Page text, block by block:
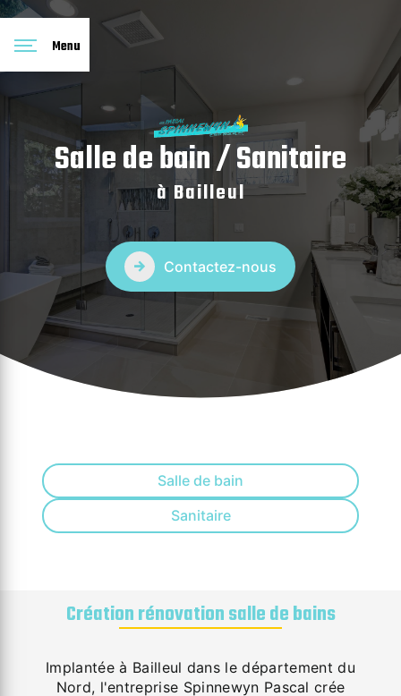
Menu
Salle de bain / Sanitaire
à Bailleul
Contactez-nous
Salle de bain
Sanitaire
Création rénovation salle de bains
Implantée à Bailleul dans le département du
Nord, l'entreprise Spinnewyn Pascal crée
Panneau de gestion des cookies